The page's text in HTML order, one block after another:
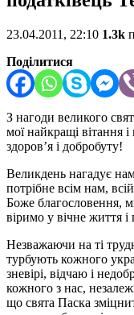
23.04.2011, 22:10 1.3k
Поділитися
З нагоди великого
мої найкращі вітання
здоров’я і добробуту!
Великдень нагадує
потрібне всім нам,
Боже благословення,
віримо у вічне життя
Незважаючи на ті
турбують кожного
зневірі, відчаю і
кожного з нас,
що свята Паска